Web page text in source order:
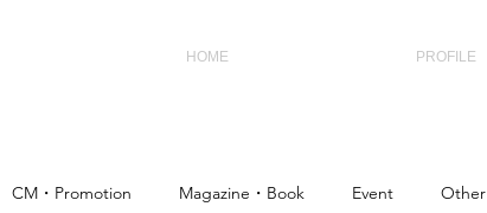
HOME PROFILE
CM・Promotion Magazine・Book Event Other